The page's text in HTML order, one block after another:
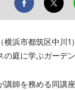
浜市都筑区中川
庭に学ぶガーデ
師を務める同講